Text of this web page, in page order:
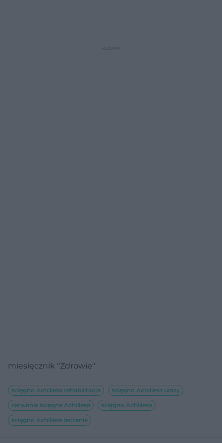
miesięcznik "Zdrowie"
ścięgno Achillesa rehabilitacja
ścięgno Achillesa urazy
zerwanie ścięgna Achillesa
ścięgno Achillesa
ścięgno Achillesa leczenie